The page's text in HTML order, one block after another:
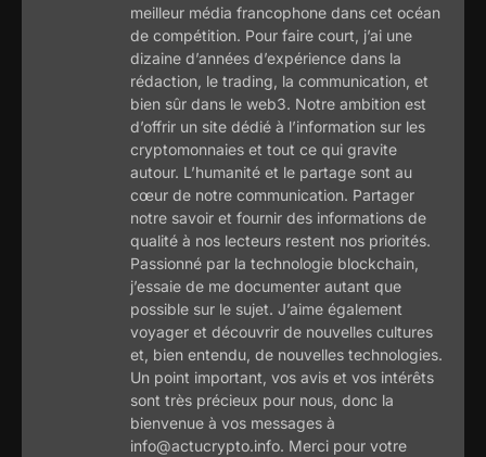
meilleur média francophone dans cet océan
de compétition. Pour faire court, j’ai une
dizaine d’années d’expérience dans la
rédaction, le trading, la communication, et
bien sûr dans le web3. Notre ambition est
d’offrir un site dédié à l’information sur les
cryptomonnaies et tout ce qui gravite
autour. L’humanité et le partage sont au
cœur de notre communication. Partager
notre savoir et fournir des informations de
qualité à nos lecteurs restent nos priorités.
Passionné par la technologie blockchain,
j’essaie de me documenter autant que
possible sur le sujet. J’aime également
voyager et découvrir de nouvelles cultures
et, bien entendu, de nouvelles technologies.
Un point important, vos avis et vos intérêts
sont très précieux pour nous, donc la
bienvenue à vos messages à
info@actucrypto.info. Merci pour votre